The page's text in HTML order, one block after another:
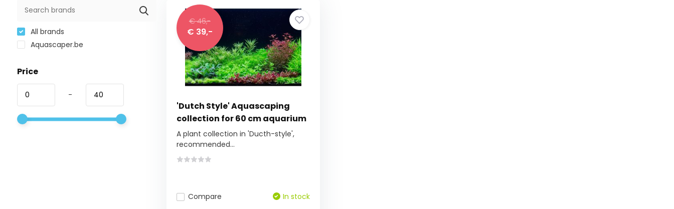
All brands
Aquascaper.be
Price
-
€ 46,-
€ 39,-
'Dutch Style' Aquascaping
collection for 60 cm aquarium
A plant collection in 'Ducth-style',
recommended...
Compare
In stock